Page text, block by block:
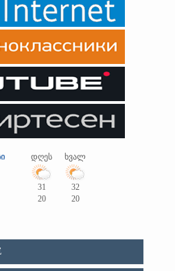
დღეს
ხვალ
31
32
20 20